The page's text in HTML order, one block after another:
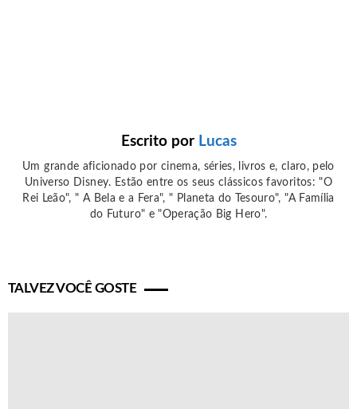
Escrito por Lucas
Um grande aficionado por cinema, séries, livros e, claro, pelo
Universo Disney. Estão entre os seus clássicos favoritos: "O
Rei Leão", " A Bela e a Fera", " Planeta do Tesouro", "A Família
do Futuro" e "Operação Big Hero".
TALVEZ VOCÊ GOSTE